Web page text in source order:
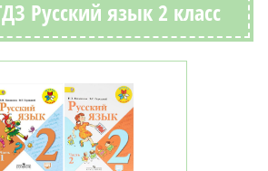
Русский язык 2 класс